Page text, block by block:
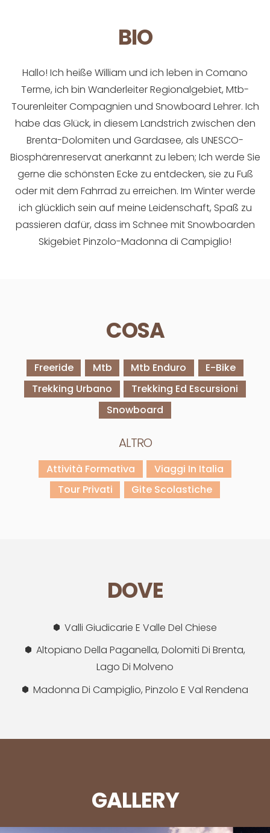
BIO
Hallo! Ich heiße William und ich leben in Comano
Terme, ich bin Wanderleiter Regionalgebiet, Mtb-
Tourenleiter Compagnien und Snowboard Lehrer. Ich
habe das Glück, in diesem Landstrich zwischen den
Brenta-Dolomiten und Gardasee, als UNESCO-
Biosphärenreservat anerkannt zu leben; Ich werde Sie
gerne die schönsten Ecke zu entdecken, sie zu Fuß
oder mit dem Fahrrad zu erreichen. Im Winter werde
ich glücklich sein auf meine Leidenschaft, Spaß zu
passieren dafür, dass im Schnee mit Snowboarden
Skigebiet Pinzolo-Madonna di Campiglio!
COSA
Freeride Mtb Mtb Enduro
E-Bike
Trekking Urbano
Trekking Ed Escursioni
Snowboard
ALTRO
Attività Formativa
Viaggi In Italia
Tour Privati
Gite Scolastiche
DOVE
Valli Giudicarie E Valle Del Chiese
Altopiano Della Paganella, Dolomiti Di Brenta,
Lago Di Molveno
Madonna Di Campiglio, Pinzolo E Val Rendena
GALLERY